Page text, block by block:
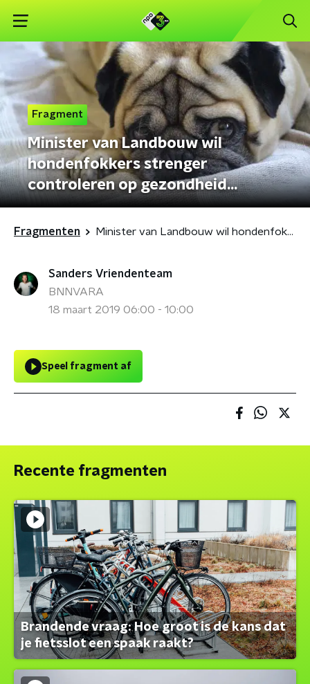
Fragment
Minister van Landbouw wil
hondenfokkers strenger
controleren op gezondheid
(mops)hondjes
Fragmenten Minister van Landbouw wil hondenfokkers strenger controleren op gezondheid (mops)hondjes
Sanders Vriendenteam
BNNVARA
18 maart 2019 06:00 - 10:00
Speel fragment af
Recente fragmenten
Brandende vraag: Hoe groot is de kans dat
je fietsslot een spaak raakt?